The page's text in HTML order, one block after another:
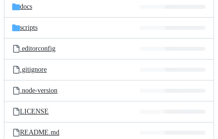
docs
scripts
.editorconfig
.gitignore
.node-version
LICENSE
README.md